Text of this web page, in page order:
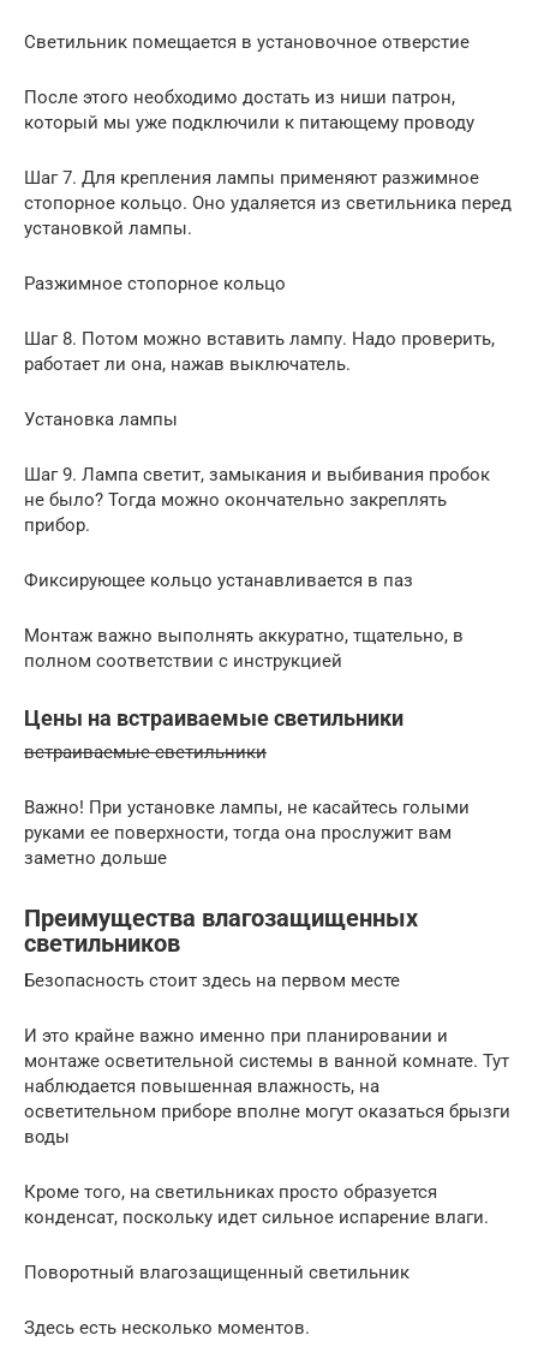
Светильник помещается в установочное отверстие
После этого необходимо достать из ниши патрон,
который мы уже подключили к питающему проводу
Шаг 7. Для крепления лампы применяют разжимное
стопорное кольцо. Оно удаляется из светильника перед
установкой лампы.
Разжимное стопорное кольцо
Шаг 8. Потом можно вставить лампу. Надо проверить,
работает ли она, нажав выключатель.
Установка лампы
Шаг 9. Лампа светит, замыкания и выбивания пробок
не было? Тогда можно окончательно закреплять
прибор.
Фиксирующее кольцо устанавливается в паз
Монтаж важно выполнять аккуратно, тщательно, в
полном соответствии с инструкцией
Цены на встраиваемые светильники
встраиваемые светильники
Важно! При установке лампы, не касайтесь голыми
руками ее поверхности, тогда она прослужит вам
заметно дольше
Преимущества влагозащищенных
светильников
Безопасность стоит здесь на первом месте
И это крайне важно именно при планировании и
монтаже осветительной системы в ванной комнате. Тут
наблюдается повышенная влажность, на
осветительном приборе вполне могут оказаться брызги
воды
Кроме того, на светильниках просто образуется
конденсат, поскольку идет сильное испарение влаги.
Поворотный влагозащищенный светильник
Здесь есть несколько моментов.